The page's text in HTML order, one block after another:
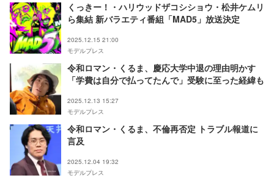
くっきー！・ハリウッドザコシショウ・松井ケムリ
ら集結 新バラエティ番組「MAD5」放送決定
2025.12.15 21:00
モデルプレス
令和ロマン・くるま、慶応大学中退の理由明かす
「学費は自分で払ってたんで」受験に至った経緯も
2025.12.13 15:27
モデルプレス
令和ロマン・くるま、不倫再否定 トラブル報道に
言及
2025.12.04 19:32
モデルプレス